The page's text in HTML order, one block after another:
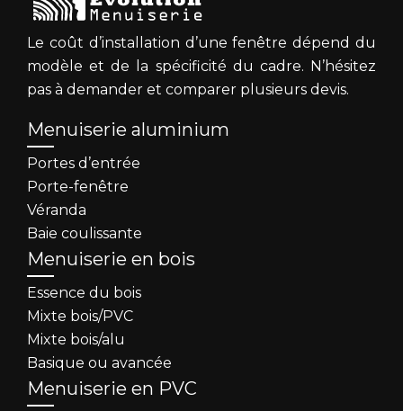
Le coût d’installation d’une fenêtre dépend du
modèle et de la spécificité du cadre. N’hésitez
pas à demander et comparer plusieurs devis.
Menuiserie aluminium
Portes d’entrée
Porte-fenêtre
Véranda
Baie coulissante
Menuiserie en bois
Essence du bois
Mixte bois/PVC
Mixte bois/alu
Basique ou avancée
Menuiserie en PVC